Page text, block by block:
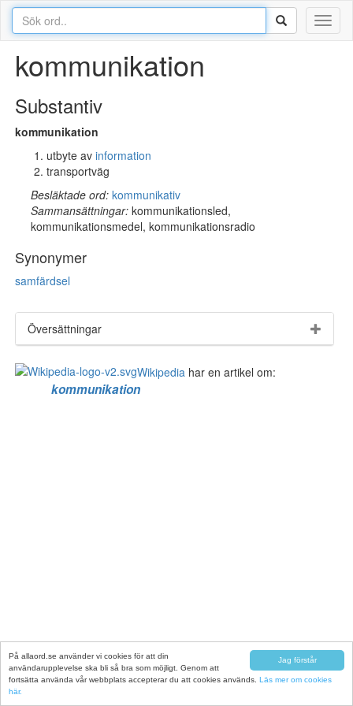
Jag förstår
På allaord.se använder vi cookies för att din
användarupplevelse ska bli så bra som möjligt. Genom att
fortsätta använda vår webbplats accepterar du att cookies används. Läs mer om cookies
här.
kommunikation
Substantiv
kommunikation
utbyte av information
transportväg
Besläktade ord: kommunikativ
Sammansättningar: kommunikationsled,
kommunikationsmedel, kommunikationsradio
Synonymer
samfärdsel
Översättningar
Wikipedia har en artikel om:
kommunikation